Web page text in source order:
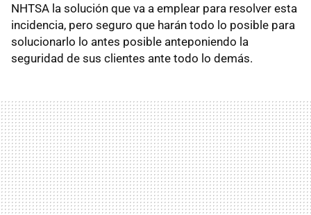
NHTSA la solución que va a emplear para resolver esta
incidencia, pero seguro que harán todo lo posible para
solucionarlo lo antes posible anteponiendo la
seguridad de sus clientes ante todo lo demás.